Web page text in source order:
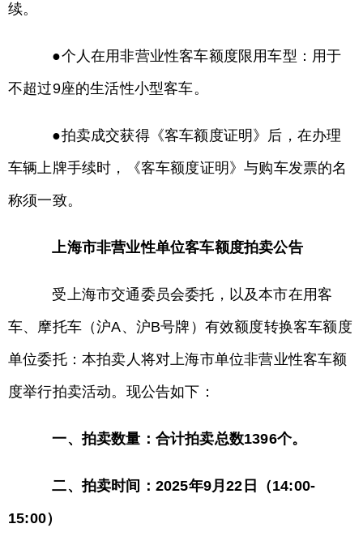
续。
●个人在用非营业性客车额度限用车型：用于
不超过9座的生活性小型客车。
●拍卖成交获得《客车额度证明》后，在办理
车辆上牌手续时，《客车额度证明》与购车发票的名
称须一致。
上海市非营业性单位客车额度拍卖公告
受上海市交通委员会委托，以及本市在用客
车、摩托车（沪A、沪B号牌）有效额度转换客车额度
单位委托：本拍卖人将对上海市单位非营业性客车额
度举行拍卖活动。现公告如下：
一、拍卖数量：合计拍卖总数1396个。
二、拍卖时间：2025年9月22日（14:00-
15:00）